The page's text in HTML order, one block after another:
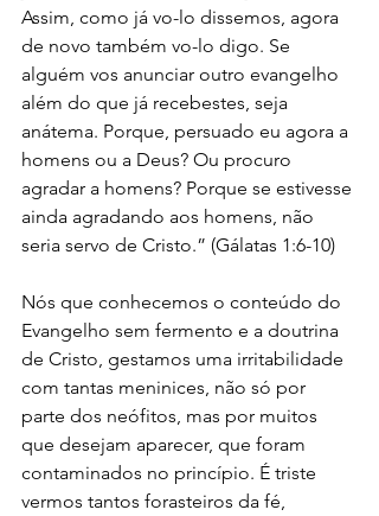
Assim, como já vo-lo dissemos, agora
de novo também vo-lo digo. Se
alguém vos anunciar outro evangelho
além do que já recebestes, seja
anátema. Porque, persuado eu agora a
homens ou a Deus? Ou procuro
agradar a homens? Porque se estivesse
ainda agradando aos homens, não
seria servo de Cristo.” (Gálatas 1:6-10)
Nós que conhecemos o conteúdo do
Evangelho sem fermento e a doutrina
de Cristo, gestamos uma irritabilidade
com tantas meninices, não só por
parte dos neófitos, mas por muitos
que desejam aparecer, que foram
contaminados no princípio. É triste
vermos tantos forasteiros da fé,